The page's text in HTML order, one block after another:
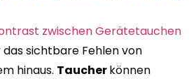
zwischen Gerätetauchen
sichtbare Fehlen von
hinaus. Taucherkönnen